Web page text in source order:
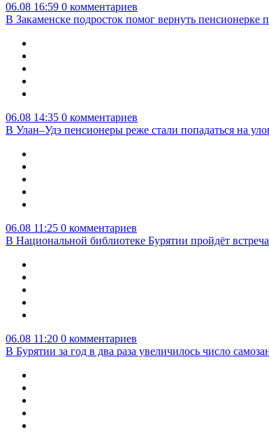
06.08 16:59 0 комментариев
В Закаменске подросток помог вернуть пенсионерке
06.08 14:35 0 комментариев
В Улан–Удэ пенсионеры реже стали попадаться на
06.08 11:25 0 комментариев
В Национальной библиотеке Бурятии пройдёт
06.08 11:20 0 комментариев
В Бурятии за год в два раза увеличилось число